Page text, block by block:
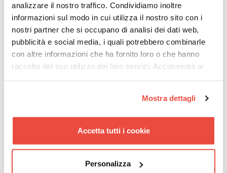
analizzare il nostro traffico. Condividiamo inoltre
informazioni sul modo in cui utilizza il nostro sito con i
nostri partner che si occupano di analisi dei dati web,
pubblicità e social media, i quali potrebbero combinarle
con altre informazioni che ha fornito loro o che hanno
raccolto dal suo utilizzo dei loro servizi. Acconsenta ai
Mostra dettagli
Accetta tutti i cookie
Personalizza
RIVESTIMENTO SCALA A
GIORNO,
CARATTERISTICHE
TECNICHE E COLORI
LINEA MODERNA E
D'ARRIVO. Questa scelta conferisce sicuramente una